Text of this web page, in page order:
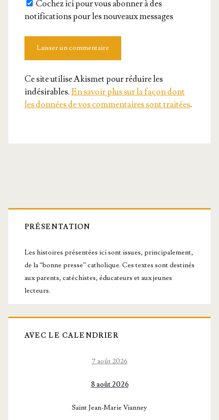
Cochez ici pour vous abonner à des
notifications pour les nouveaux messages
Ce site utilise Akismet pour réduire les
indésirables.En savoir plus sur la façon dont
les données de vos commentaires sont traitées.
Barre
latérale
principale
PRÉSENTATION
Les histoires présentées ici sont issues, principalement,
de la “bonne presse” catholique. Ces textes sont destinés
aux parents, catéchistes, éducateurs et aux jeunes
lecteurs.
AVEC LE CALENDRIER
7 août 2026
8 août 2026
Saint Jean-Marie Vianney